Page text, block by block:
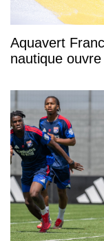
Aquavert
nautique